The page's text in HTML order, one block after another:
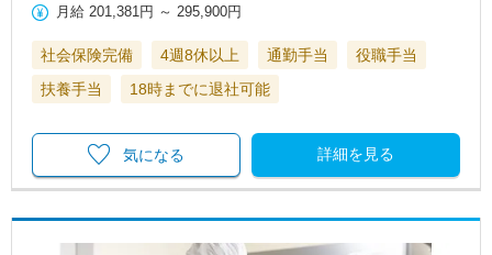
月給 201,381円 ～295,900円
社会保険完備 4週8休以上 通勤手当
役職手当
扶養手当
18時までに退社可能
詳細を見る
気になる